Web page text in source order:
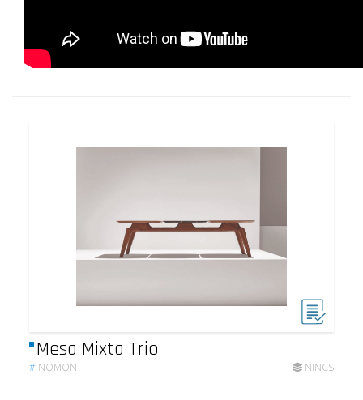
Mesa Mixta Trio
# NOMON NINCS